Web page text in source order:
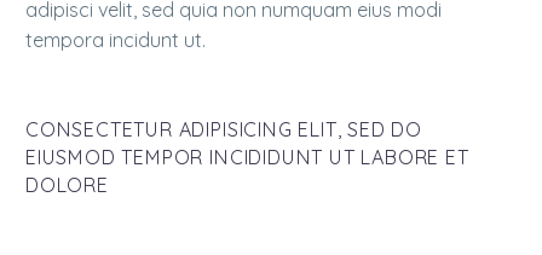
adipisci velit, sed quia non numquam eius modi
tempora incidunt ut.
CONSECTETUR ADIPISICING ELIT, SED DO
EIUSMOD TEMPOR INCIDIDUNT UT LABORE ET
DOLORE